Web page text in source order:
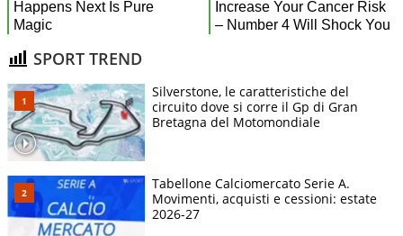
SPORT TREND
Silverstone, le caratteristiche del
circuito dove si corre il Gp di Gran
Bretagna del Motomondiale
Tabellone Calciomercato Serie A.
Movimenti, acquisti e cessioni: estate
2026-27